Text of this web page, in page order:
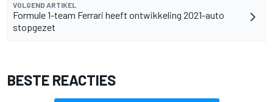
VOLGEND ARTIKEL
Formule 1-team Ferrari heeft ontwikkeling 2021-auto
stopgezet
BESTE REACTIES